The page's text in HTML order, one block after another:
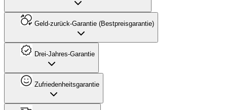
Geld-zurück-Garantie (Bestpreisgarantie)
Drei-Jahres-Garantie
Zufriedenheitsgarantie